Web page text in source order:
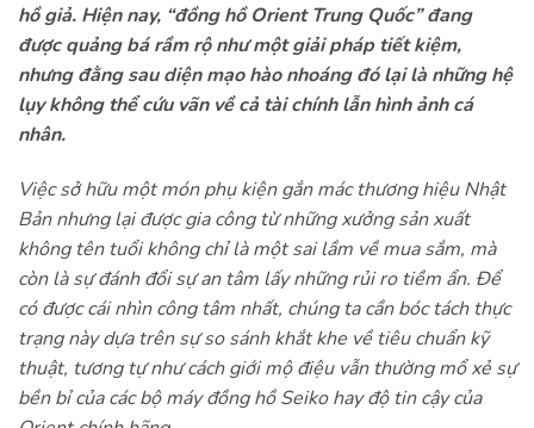
4.2. 2. Orient Stretto Day & Night RA-
AK0316L30B
4.3. 3. Orient Stretto Day & Night RA-
AK0314E30B
4.5. 5. Orient Contemporary RA-BA0004S30B
hồ giả. Hiện nay, “đồng hồ Orient Trung Quốc” đang
được quảng bá rầm rộ như một giải pháp tiết kiệm,
nhưng đằng sau diện mạo hào nhoáng đó lại là những hệ
lụy không thể cứu vãn về cả tài chính lẫn hình ảnh cá
nhân.
Việc sở hữu một món phụ kiện gắn mác thương hiệu Nhật
Bản nhưng lại được gia công từ những xưởng sản xuất
không tên tuổi không chỉ là một sai lầm về mua sắm, mà
còn là sự đánh đổi sự an tâm lấy những rủi ro tiềm ẩn. Để
có được cái nhìn công tâm nhất, chúng ta cần bóc tách thực
trạng này dựa trên sự so sánh khắt khe về tiêu chuẩn kỹ
thuật, tương tự như cách giới mộ điệu vẫn thường mổ xẻ sự
bền bỉ của các bộ máy đồng hồ Seiko hay độ tin cậy của